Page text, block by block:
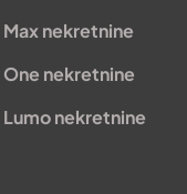
Max nekretnine
One nekretnine
Lumo nekretnine